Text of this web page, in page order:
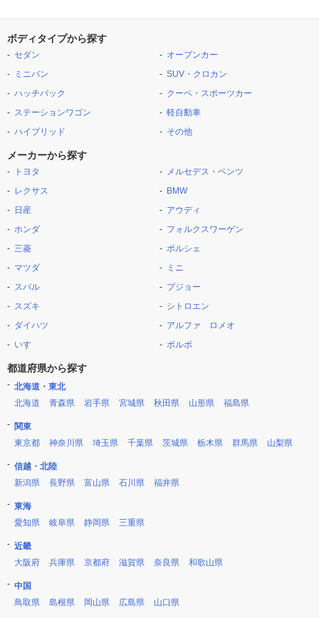
ボディタイプから探す
セダン
ミニバン
ハッチバック
ステーションワゴン
ハイブリッド
オープンカー
SUV・クロカン
クーペ・スポーツカー
軽自動車
その他
メーカーから探す
トヨタ
レクサス
日産
ホンダ
三菱
マツダ
スバル
スズキ
ダイハツ
いすゞ
メルセデス・ベンツ
BMW
アウディ
フォルクスワーゲン
ポルシェ
ミニ
プジョー
シトロエン
アルファ ロメオ
ボルボ
都道府県から探す
北海道・東北
北海道
青森県 岩手県 宮城県 秋田県 山形県 福島県
関東
東京都
神奈川県 埼玉県 千葉県 茨城県 栃木県 群馬県 山梨県
信越・北陸
新潟県
長野県 富山県 石川県 福井県
東海
愛知県
岐阜県 静岡県 三重県
近畿
大阪府
兵庫県 京都府 滋賀県 奈良県 和歌山県
中国
鳥取県
島根県 岡山県 広島県 山口県